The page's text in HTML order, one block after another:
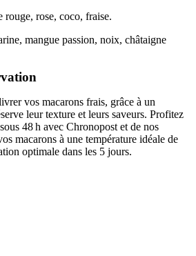
rouge, rose, coco, fraise.
mangue passion, noix, châtaigne
vos macarons frais, grâce à un
leur texture et leurs saveurs. Profitez
48 h avec Chronopost et de nos
macarons à une température idéale de
optimale dans les 5 jours.